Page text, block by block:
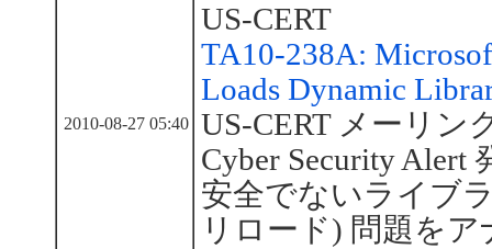
2010-08-27 05:40
US-CERT
TA10-238A:
Loads Dynamic
US-CERT メーリン
Cyber Security Alert
安全でないライブ
リロード) 問題を